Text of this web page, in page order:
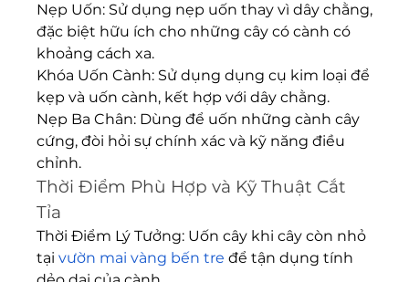
Nẹp Uốn: Sử dụng nẹp uốn thay vì dây chằng,
đặc biệt hữu ích cho những cây có cành có
khoảng cách xa.
Khóa Uốn Cành: Sử dụng dụng cụ kim loại để
kẹp và uốn cành, kết hợp với dây chằng.
Nẹp Ba Chân: Dùng để uốn những cành cây
cứng, đòi hỏi sự chính xác và kỹ năng điều
chỉnh.
Thời Điểm Phù Hợp và Kỹ Thuật Cắt
Tỉa
Thời Điểm Lý Tưởng: Uốn cây khi cây còn nhỏ
tại vườn mai vàng bến tre để tận dụng tính